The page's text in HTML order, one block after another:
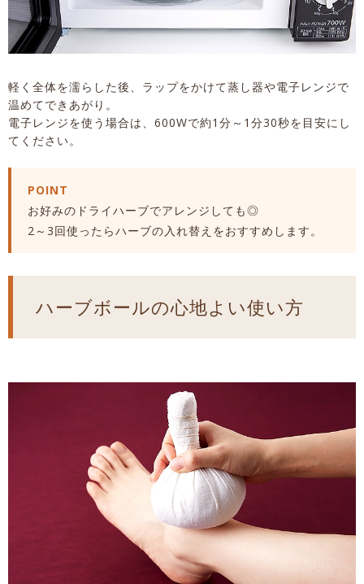
軽く全体を濡らした後、ラップをかけて蒸し器や電子レンジで
温めてできあがり。
電子レンジを使う場合は、600Wで約1分～1分30秒を目安にし
てください。
POINT
お好みのドライハーブでアレンジしても◎
2～3回使ったらハーブの入れ替えをおすすめします。
ハーブボールの心地よい使い方